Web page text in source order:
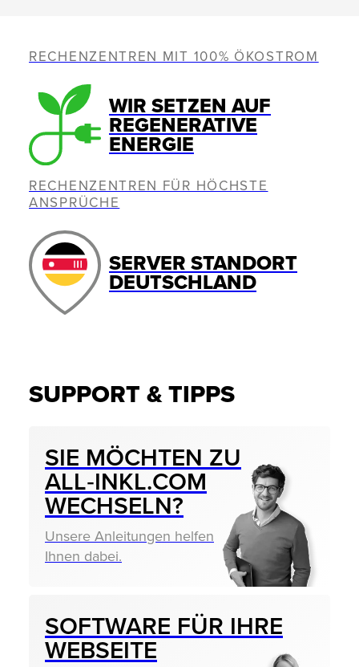
RECHENZENTREN MIT 100% ÖKOSTROM
WIR SETZEN AUF
REGENERATIVE
ENERGIE
RECHENZENTREN FÜR HÖCHSTE
ANSPRÜCHE
SERVER STANDORT
DEUTSCHLAND
SUPPORT & TIPPS
SIE MÖCHTEN ZU
ALL‑INKL.COM
WECHSELN?
Unsere Anleitungen helfen
Ihnen dabei.
SOFTWARE FÜR IHRE
WEBSEITE